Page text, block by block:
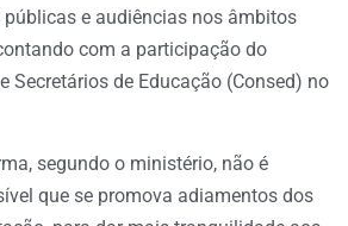
e audiências nos âmbitos
com a participação do
Secretários de Educação (Consed) no
segundo o ministério, não é
que se promova adiamentos dos